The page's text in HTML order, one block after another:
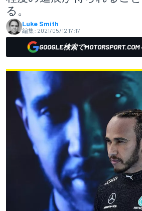
る。
Luke Smith
編集: 2021/05/12 17:17
GOOGLE検索で